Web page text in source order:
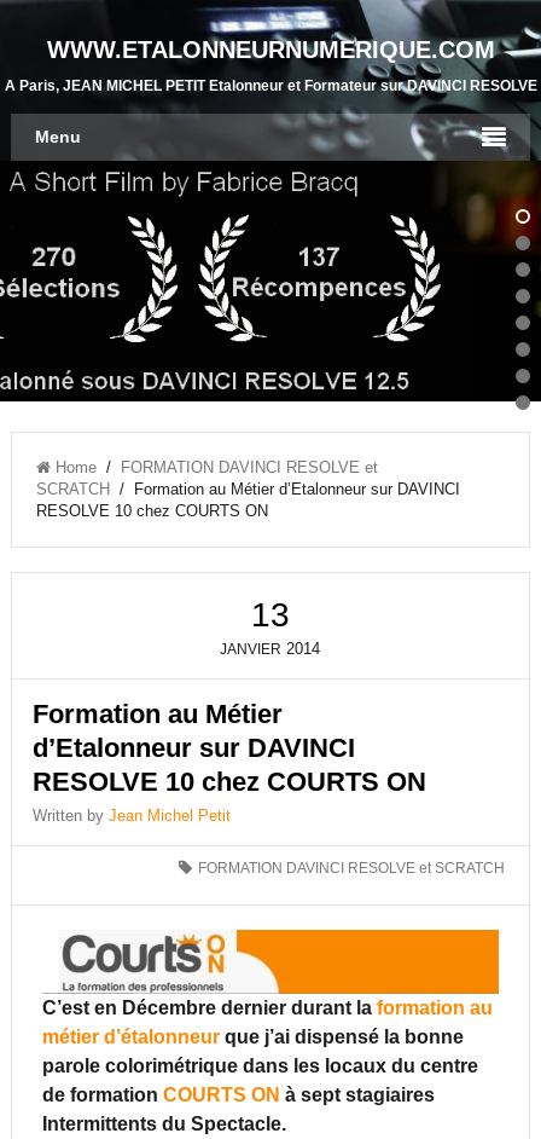
WWW.ETALONNEURNUMERIQUE.COM
A Paris, JEAN MICHEL PETIT Etalonneur et Formateur sur DAVINCI RESOLVE
Menu
Home/
FORMATION DAVINCI RESOLVE et
SCRATCH
/ Formation au Métier d’Etalonneur sur DAVINCI
RESOLVE 10 chez COURTS ON
13
JANVIER 2014
Formation au Métier
d’Etalonneur sur DAVINCI
RESOLVE 10 chez COURTS ON
Written byJean Michel Petit
FORMATION DAVINCI RESOLVE et SCRATCH
C’est en Décembre dernier durant la formation au
métier d’étalonneurque j’ai dispensé la bonne
parole colorimétrique dans les locaux du centre
de formation COURTS ON à sept stagiaires
Intermittents du Spectacle.